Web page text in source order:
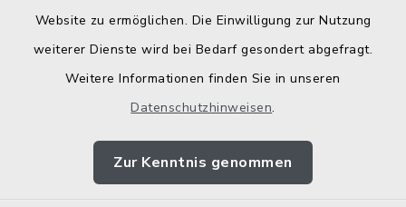
Website zu ermöglichen. Die Einwilligung zur Nutzung
weiterer Dienste wird bei Bedarf gesondert abgefragt.
Weitere Informationen finden Sie in unseren
Datenschutzhinweisen.
Zur Kenntnis genommen
Datenschutz
Impressum